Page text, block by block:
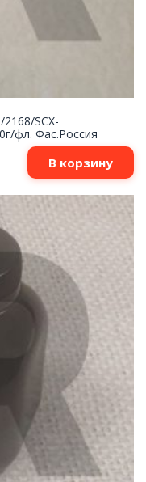
SCX-
фл. Фас.Россия
В корзину